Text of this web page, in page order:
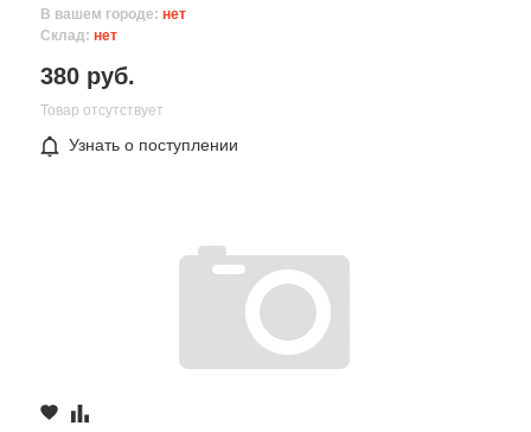
В вашем городе: нет
Склад: нет
380 руб.
Товар отсутствует
Узнать о поступлении